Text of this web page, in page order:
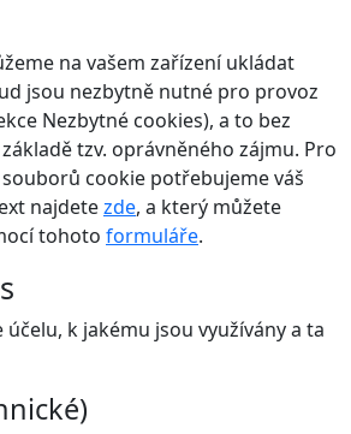
na vašem zařízení ukládat
jsou nezbytně nutné pro provoz
Nezbytné cookies), a to bez
tzv. oprávněného zájmu. Pro
cookie potřebujeme váš
najdetezde, a který můžete
tohoto formuláře.
účelu, k jakému jsou využívány a ta